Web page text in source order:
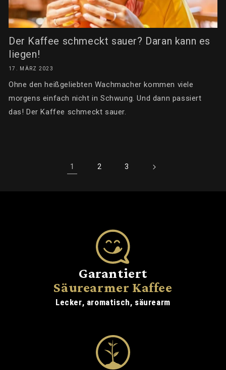
Der Kaffee schmeckt sauer? Daran kann es
liegen!
17. MÄRZ 2023
Ohne den heißgeliebten Wachmacher kommen viele
morgens einfach nicht in Schwung. Und dann passiert
das! Der Kaffee schmeckt sauer.
1 2 3
Garantiert
Säurearmer Kaffee
Lecker, aromatisch, säurearm